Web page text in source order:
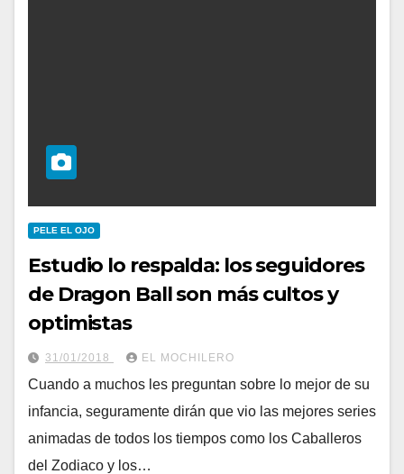
PELE EL OJO
Estudio lo respalda: los seguidores
de Dragon Ball son más cultos y
optimistas
31/01/2018 EL MOCHILERO
Cuando a muchos les preguntan sobre lo mejor de su
infancia, seguramente dirán que vio las mejores series
animadas de todos los tiempos como los Caballeros
del Zodiaco y los…